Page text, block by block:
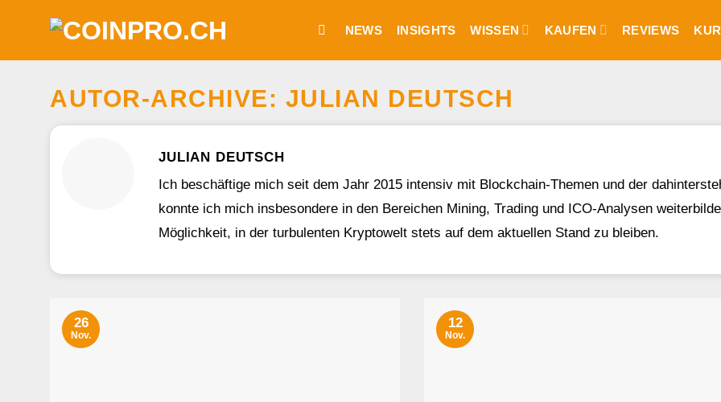
NEWS INSIGHTS WISSEN KAUFEN REVIEWS
AUTOR-ARCHIVE: JULIAN DEUTSCH
JULIAN DEUTSCH
Ich beschäftige mich seit dem Jahr 2015 intensiv mit Blockchain-Themen und der
konnte ich mich insbesondere in den Bereichen Mining, Trading und ICO-Analysen
Möglichkeit, in der turbulenten Kryptowelt stets auf dem aktuellen Stand zu bleiben.
26
Nov.
12
Nov.